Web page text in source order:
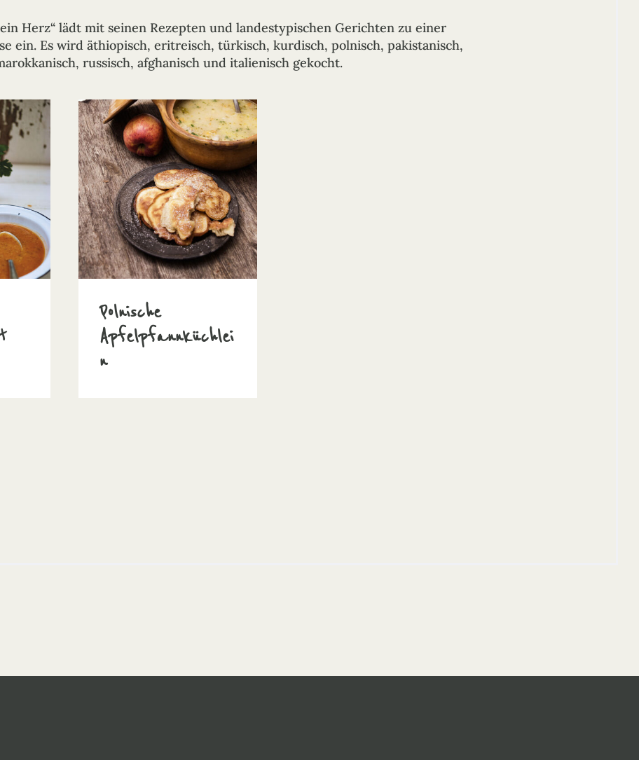
Herz“ lädt mit seinen Rezepten und landestypischen Gerichten zu einer
ein. Es wird äthiopisch, eritreisch, türkisch, kurdisch, polnisch, pakistanisch,
russisch, afghanisch und italienisch gekocht.
Polnische
Apfelpfannküchlei
n